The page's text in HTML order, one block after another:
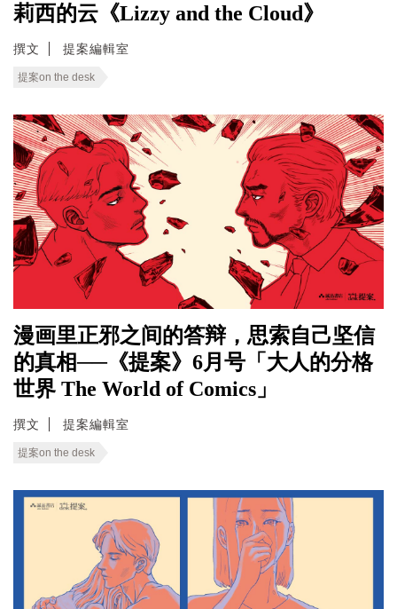
莉西的云《Lizzy and the Cloud》
撰文 提案編輯室
提案on the desk
漫画里正邪之间的答辩，思索自己坚信
的真相──《提案》6月号「大人的分格
世界 The World of Comics」
撰文 提案編輯室
提案on the desk